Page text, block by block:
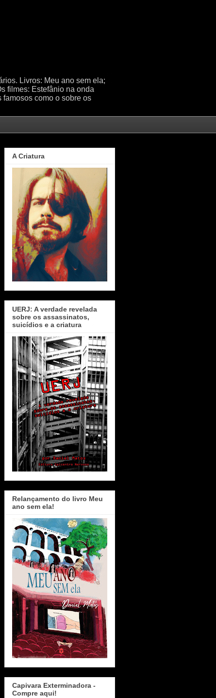
Livros: Meu ano sem ela;
filmes: Estefânio na onda
como o sobre os
A Criatura
UERJ: A verdade revelada
sobre os assassinatos,
suicídios e a criatura
Relançamento do livro Meu
ano sem ela!
Capivara Exterminadora -
Compre aqui!